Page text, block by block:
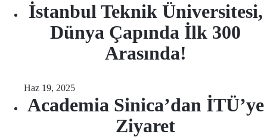
İstanbul Teknik Üniversitesi,
Dünya Çapında İlk 300
Arasında!
Haz 19, 2025
Academia Sinica’dan İTÜ’ye
Ziyaret